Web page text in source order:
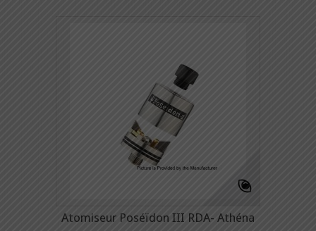
Atomiseur Poséïdon III RDA- Athéna